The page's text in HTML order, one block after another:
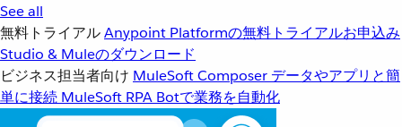
See all
無料トライアルAnypoint Platformの無料トライアルお申込み
Studio & Muleのダウンロード
ビジネス担当者向け MuleSoft Composer データやアプリと簡
単に接続 MuleSoft RPA Botで業務を自動化